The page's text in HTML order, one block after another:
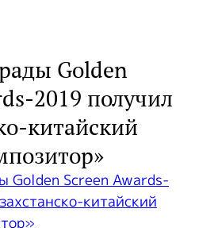
Golden
2019 получил
китайский